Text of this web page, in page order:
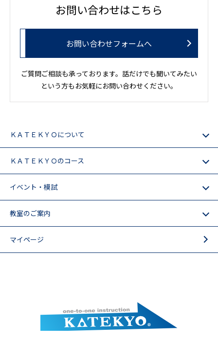
お問い合わせはこちら
お問い合わせフォームへ
ご質問ご相談も承っております。話だけでも聞いてみたい
という方もお気軽にお問い合わせください。
ＫＡＴＥＫＹＯについて
ＫＡＴＥＫＹＯのコース
イベント・模試
教室のご案内
マイページ